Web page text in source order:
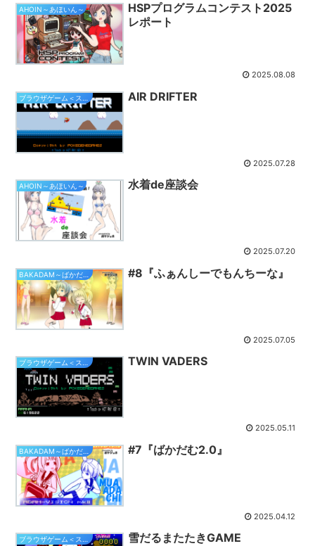
AHOIN～あほいん～
HSPプログラムコンテスト2025
レポート
2025.08.08
AIR DRIFTER
2025.07.28
AHOIN～あほいん～ 水着de座談会
2025.07.20
#8『ふぁんしーでもんちーな』
2025.07.05
TWIN VADERS
2025.05.11
#7『ばかだむ2.0』
2025.04.12
雪だるまたたきGAME